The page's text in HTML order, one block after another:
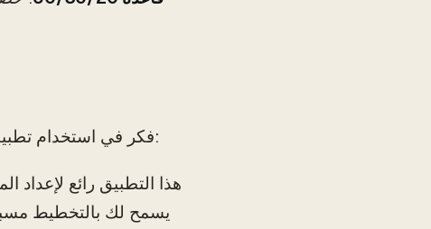
فكر في استخدام تطبيقات إعداد الميزانية لتسهيل العملية. تشمل بعض الخيارات الشائعة: